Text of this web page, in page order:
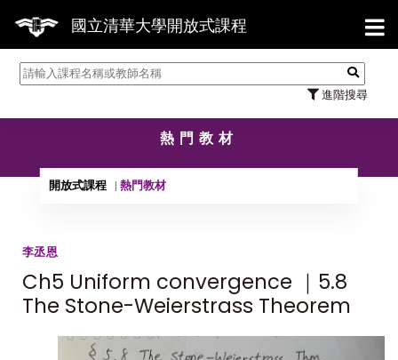
國立清華大學開放式課程
進階搜尋
【
熱門教材
開放式課程 熱門教材
李丞恩
Ch5 Uniform convergence ｜5.8
The Stone-Weierstrass Theorem